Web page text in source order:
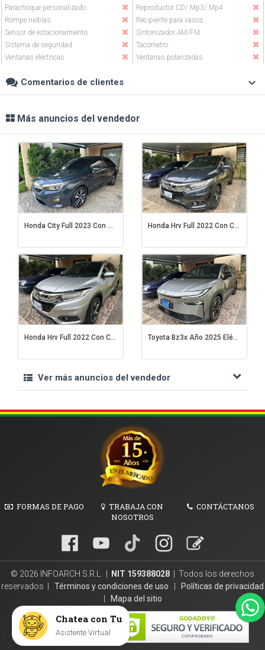
Chatea con Tu
Asistente Virtual
Parachoque personalizado
Reproductor CD/ Mp3/ Mp4
Rompe nieblas
Recipiente para vasos
Sensor de estacionamiento
Sintonizador AM/FM
Sistema de seguridad
Tacómetro
Ventanas eléctricas
Ventanas polarizadas
Comentarios de clientes keyboard_arrow_down
Más anuncios del vendedor
Honda City Full 2023 Con Cambio De Nombre Honda Hrv Full 2022 Con Cambio De Nombre
Honda Hrv Full 2022 Con Cambio De Nombre Toyota Bz3x Año 2025 Eléctrica
Ver más anuncios del vendedor
FORMAS DE PAGO
TRABAJA CON
NOSOTROS
CONTÁCTANOS
© 2026 INFOARCH S.R.L. | NIT 159388028 | Todos los derechos
reservados | Términos y condiciones de uso
Políticas de privacidad
Mapa del sitio
secured by